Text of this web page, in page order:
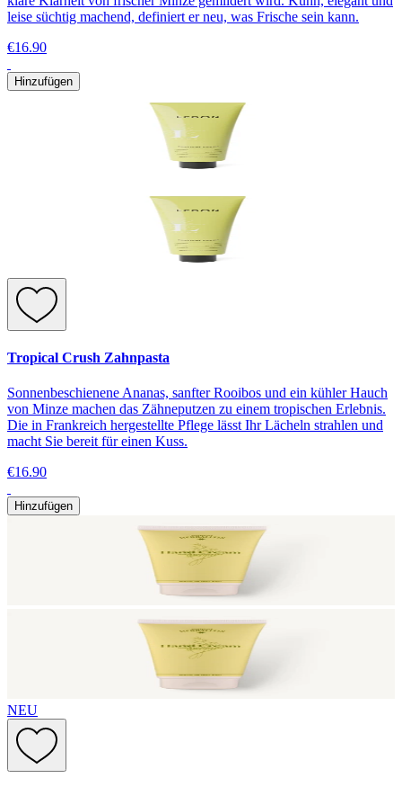
leise süchtig machend, definiert er neu, was Frische sein kann.
€16.90
Hinzufügen
Tropical Crush Zahnpasta
Sonnenbeschienene Ananas, sanfter Rooibos und ein kühler Hauch
von Minze machen das Zähneputzen zu einem tropischen Erlebnis.
Die in Frankreich hergestellte Pflege lässt Ihr Lächeln strahlen und
macht Sie bereit für einen Kuss.
€16.90
Hinzufügen
NEU